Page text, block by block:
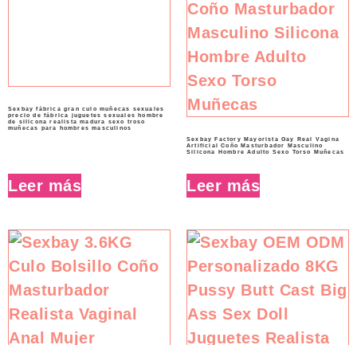
Sexbay fábrica gran culo muñecas sexuales
precio de fábrica juguetes sexuales hombre
de silicona realista madura sexo troso
muñecas para hombres masculinos
Leer más
Sexbay Factory Mayorista Gay Real Vagina
Artificial Coño Masturbador Masculino
Silicona Hombre Adulto Sexo Torso Muñecas
Leer más